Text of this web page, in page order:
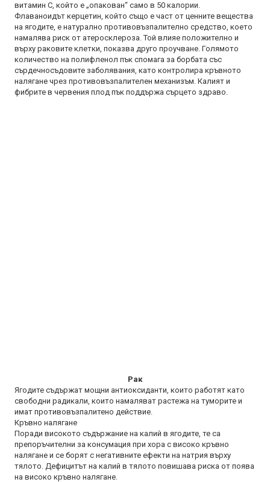
витамин C, който е „опакован“ само в 50 калории.
Флаваноидът керцетин, който също е част от ценните вещества
на ягодите, е натурално противовъзпалително средство, което
намалява риск от атеросклероза. Той влияе положително и
върху раковите клетки, показва друго проучване. Голямото
количество на полифленол пък спомага за борбата със
сърдечносъдовите заболявания, като контролира кръвното
налягане чрез противовъзпалителен механизъм. Калият и
фибрите в червения плод пък поддържа сърцето здраво.
Рак
Ягодите съдържат мощни антиоксиданти, които работят като
свободни радикали, които намаляват растежа на туморите и
имат противовъзпалитено действие.
Кръвно налягане
Поради високото съдържание на калий в ягодите, те са
препоръчителни за консумация при хора с високо кръвно
налягане и се борят с негативните ефекти на натрия върху
тялото. Дефицитът на калий в тялото повишава риска от поява
на високо кръвно налягане.